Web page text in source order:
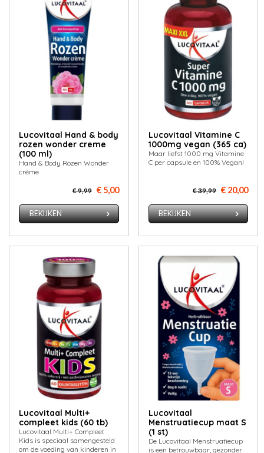
Lucovitaal Hand & body
rozen wonder creme
(100 ml)
Hand & Body Rozen Wonder
crème
€ 9,99 € 5,00
BEKIJKEN
Lucovitaal Vitamine C
1000mg vegan (365 ca)
Maar liefst 1000 mg Vitamine
C per capsule en 100% Vegan!
€ 39,99 € 20,00
BEKIJKEN
Lucovitaal Multi+
compleet kids (60 tb)
Lucovitaal Multi+ Compleet
Kids is speciaal samengesteld
om de voeding van kinderen in
Lucovitaal
Menstruatiecup maat S
(1 st)
De Lucovitaal Menstruatiecup
is een betrouwbaar, gezonder